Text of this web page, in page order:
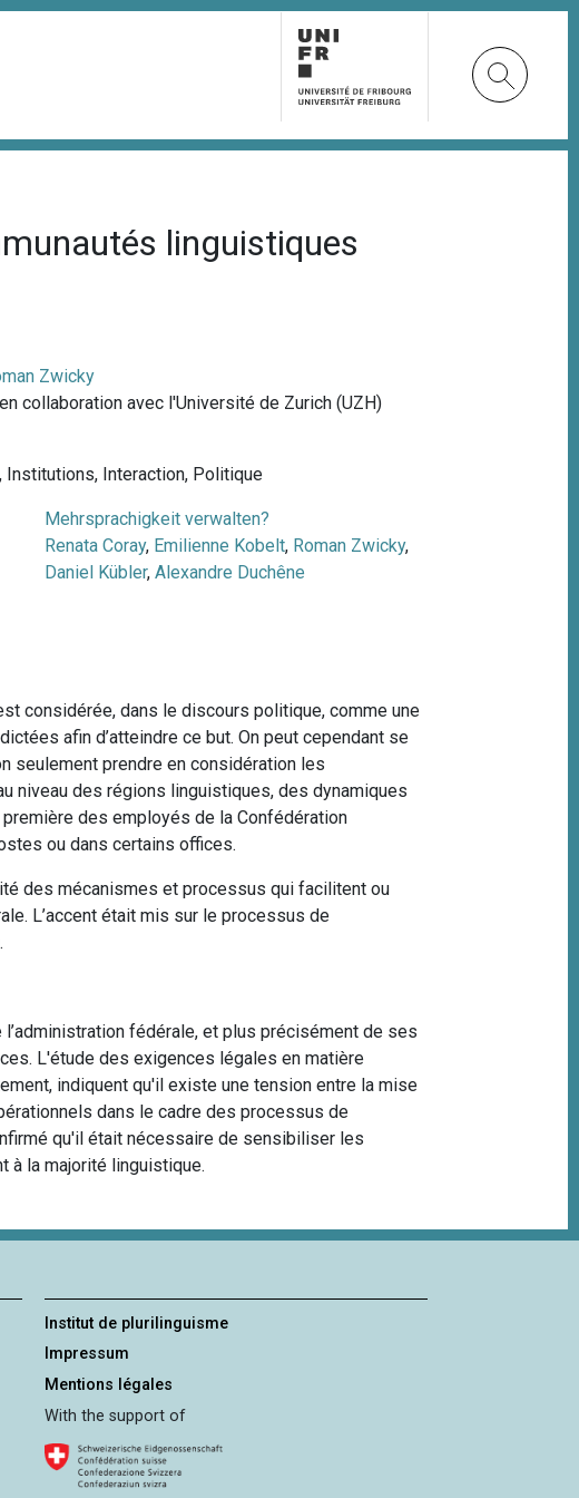
linguistiques
Zwicky
collaboration avec l'Université de Zurich (UZH)
, Institutions, Interaction, Politique
Mehrsprachigkeit verwalten?
Renata Coray, Emilienne Kobelt, Roman Zwicky,
Daniel Kübler, Alexandre Duchêne
considérée, dans le discours politique, comme une
afin d’atteindre ce but. On peut cependant se
seulement prendre en considération les
niveau des régions linguistiques, des dynamiques
des employés de la Confédération
ou dans certains offices.
des mécanismes et processus qui facilitent ou
L’accent était mis sur le processus de
fédérale, et plus précisément de ses
L'étude des exigences légales en matière
indiquent qu'il existe une tension entre la mise
dans le cadre des processus de
qu'il était nécessaire de sensibiliser les
à la majorité linguistique.
Institut de plurilinguisme
Impressum
Mentions légales
With the support of